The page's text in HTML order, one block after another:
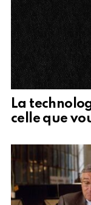
La
celle que